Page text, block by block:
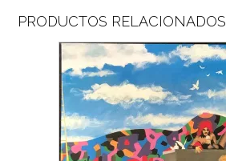
PRODUCTOS RELACIONADOS